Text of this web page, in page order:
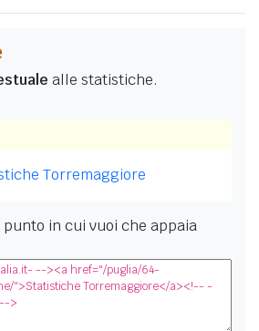
alle statistiche.
Torremaggiore
punto in cui vuoi che appaia